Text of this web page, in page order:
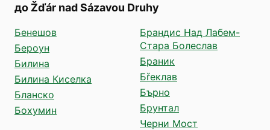
до Žďár nad Sázavou Druhy
Бенешов
Бероун
Билина
Билина Киселка
Бланско
Бохумин
Брандис Над Лабем-
Стара Болеслав
Браник
Бřеклав
Бърно
Брунтал
Черни Мост